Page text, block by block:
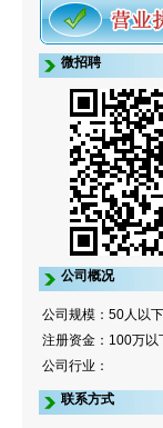
微招聘
公司概况
公司规模：50人以下
注册资金：100万以
公司行业：
联系方式